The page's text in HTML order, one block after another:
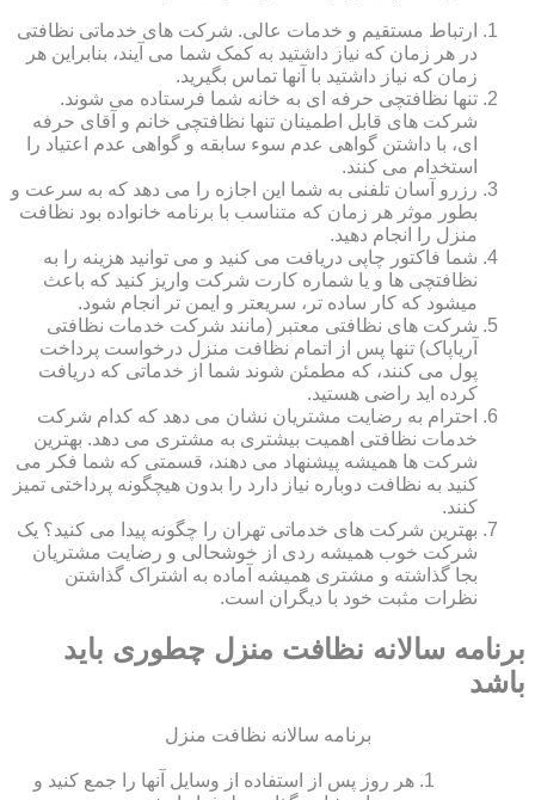
ارتباط مستقیم و خدمات عالی. شرکت های خدماتی نظافتی
در هر زمان که نیاز داشتید به کمک شما می آیند، بنابراین هر
زمان که نیاز داشتید با آنها تماس بگیرید.
تنها نظافتچی حرفه ای به خانه شما فرستاده می شوند.
شرکت های قابل اطمینان تنها نظافتچی خانم و آقای حرفه
ای، با داشتن گواهی عدم سوء سابقه و گواهی عدم اعتیاد را
استخدام می کنند.
رزرو آسان تلفنی به شما این اجازه را می دهد که به سرعت و
بطور موثر هر زمان که متناسب با برنامه خانواده بود نظافت
منزل را انجام دهید.
شما فاکتور چاپی دریافت می کنید و می توانید هزینه را به
نظافتچی ها و یا شماره کارت شرکت واریز کنید که باعث
میشود که کار ساده تر، سریعتر و ایمن تر انجام شود.
شرکت های نظافتی معتبر (مانند شرکت خدمات نظافتی
آریاپاک) تنها پس از اتمام نظافت منزل درخواست پرداخت
پول می کنند، که مطمئن شوند شما از خدماتی که دریافت
کرده اید راضی هستید.
احترام به رضایت مشتریان نشان می دهد که کدام شرکت
خدمات نظافتی اهمیت بیشتری به مشتری می دهد. بهترین
شرکت ها همیشه پیشنهاد می دهند، قسمتی که شما فکر می
کنید به نظافت دوباره نیاز دارد را بدون هیچگونه پرداختی تمیز
کنند.
بهترین شرکت های خدماتی تهران را چگونه پیدا می کنید؟ یک
شرکت خوب همیشه ردی از خوشحالی و رضایت مشتریان
بجا گذاشته و مشتری همیشه آماده به اشتراک گذاشتن
نظرات مثبت خود با دیگران است.
برنامه سالانه نظافت منزل چطوری باید
باشد
برنامه سالانه نظافت منزل
هر روز پس از استفاده از وسایل آنها را جمع کنید و